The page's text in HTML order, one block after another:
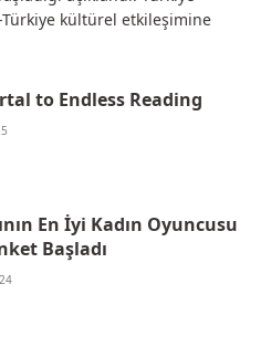
kültürel etkileşimine
to Endless Reading
En İyi Kadın Oyuncusu
Başladı